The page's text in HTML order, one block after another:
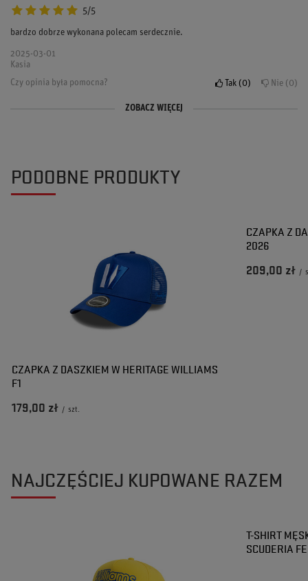
5/5
bardzo dobrze wykonana polecam serdecznie.
2025-03-01
Kasia
Czy opinia była pomocna?
Tak 0 Nie 0
Opinia potwierdzona zakupem
2025-01-20
Ewa
ZOBACZ WIĘCEJ
PODOBNE PRODUKTY
CZAPKA Z DASZKIEM W HERITAGE WILLIAMS
F1
179,00 zł / szt.
CZAPKA Z
2026
209,00 zł /
NAJCZĘŚCIEJ KUPOWANE RAZEM
T-SHIRT
SCUDERIA